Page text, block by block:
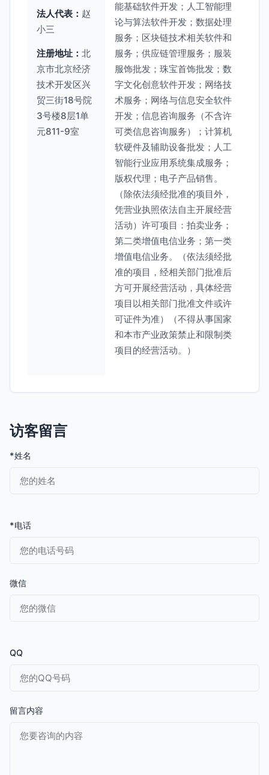
法人代表： 赵
小三
注册地址： 北
京市北京经济
技术开发区兴
贸三街18号院
3号楼8层1单
元811-9室
能基础软件开发；人工智能理
论与算法软件开发；数据处理
服务；区块链技术相关软件和
服务；供应链管理服务；服装
服饰批发；珠宝首饰批发；数
字文化创意软件开发；网络技
术服务；网络与信息安全软件
开发；信息咨询服务（不含许
可类信息咨询服务）；计算机
软硬件及辅助设备批发；人工
智能行业应用系统集成服务；
版权代理；电子产品销售。
（除依法须经批准的项目外，
凭营业执照依法自主开展经营
活动）许可项目：拍卖业务；
第二类增值电信业务；第一类
增值电信业务。（依法须经批
准的项目，经相关部门批准后
方可开展经营活动，具体经营
项目以相关部门批准文件或许
可证件为准）（不得从事国家
和本市产业政策禁止和限制类
项目的经营活动。）
访客留言
*姓名
*电话
微信
QQ
留言内容